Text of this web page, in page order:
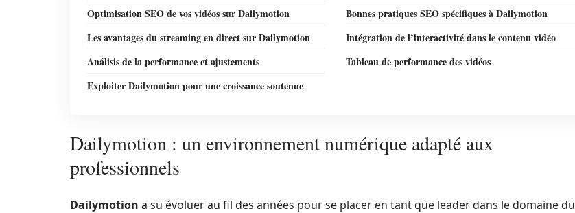
Optimisation SEO de vos vidéos sur Dailymotion
Bonnes pratiques SEO spécifiques à Dailymotion
Les avantages du streaming en direct sur Dailymotion
Intégration de l’interactivité dans le contenu vidéo
Análisis de la performance et ajustements
Tableau de performance des vidéos
Exploiter Dailymotion pour une croissance soutenue
Dailymotion : un environnement numérique adapté aux
professionnels
Dailymotion a su évoluer au fil des années pour se placer en tant que leader dans le domaine du